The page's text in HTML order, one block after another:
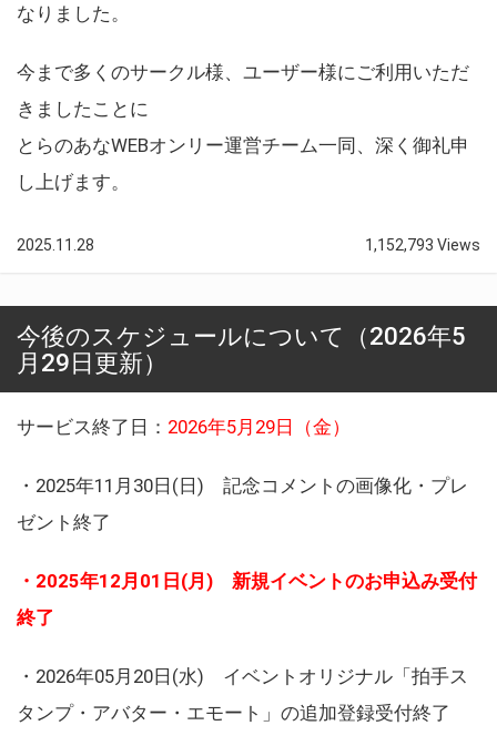
なりました。
今まで多くのサークル様、ユーザー様にご利用いただ
きましたことに
とらのあなWEBオンリー運営チーム一同、深く御礼申
し上げます。
2025.11.28 1,152,793 Views
今後のスケジュールについて（2026年5
月29日更新）
サービス終了日： 2026年5月29日（金）
・2025年11月30日(日) 記念コメントの画像化・プレ
ゼント終了
・2025年12月01日(月) 新規イベントのお申込み受付
終了
・2026年05月20日(水) イベントオリジナル「拍手ス
タンプ・アバター・エモート」の追加登録受付終了